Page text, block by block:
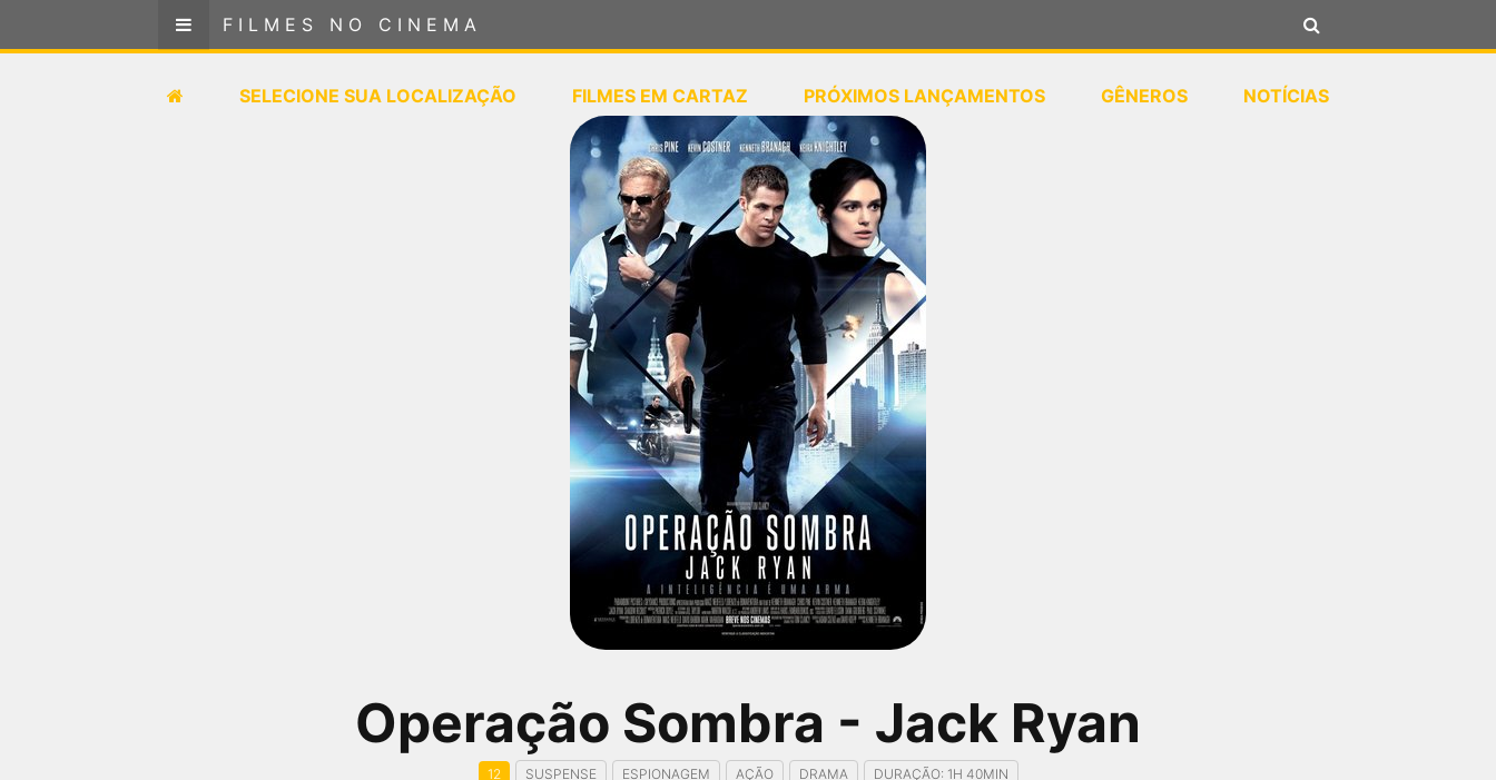
FILMES NO CINEMA
ou selecione sua localização
SELECIONE SUA LOCALIZAÇÃO FILMES EM CARTAZ PRÓXIMOS LANÇAMENTOS GÊNEROS NOTÍCIAS
Operação Sombra - Jack Ryan
12 SUSPENSE ESPIONAGEM AÇÃO DRAMA DURAÇÃO: 1H 40MIN
FILMES NO CINEMA
SELECIONE SUA LOCALIZAÇÃO